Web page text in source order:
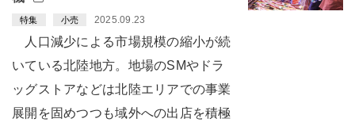
特集 小売 2025.09.23
人口減少による市場規模の縮小が続
いている北陸地方。地場のSMやドラ
ッグストアなどは北陸エリアでの事業
展開を固めつつも域外への出店を積極